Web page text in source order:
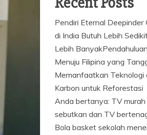
Pendiri Eternal Deepinder
di India Butuh Lebih
Lebih BanyakPendahuluan
Menuju Filipina yang
Memanfaatkan Teknologi
Karbon untuk Reforestasi
Anda bertanya: TV murah
sebutkan dan TV
Bola basket sekolah